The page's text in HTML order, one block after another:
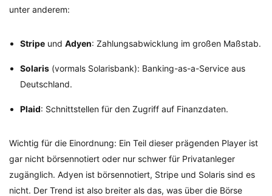
unter anderem:
Stripe und Adyen: Zahlungsabwicklung im großen Maßstab.
Solaris (vormals Solarisbank): Banking-as-a-Service aus
Deutschland.
Plaid: Schnittstellen für den Zugriff auf Finanzdaten.
Wichtig für die Einordnung: Ein Teil dieser prägenden Player ist
gar nicht börsennotiert oder nur schwer für Privatanleger
zugänglich. Adyen ist börsennotiert, Stripe und Solaris sind es
nicht. Der Trend ist also breiter als das, was über die Börse